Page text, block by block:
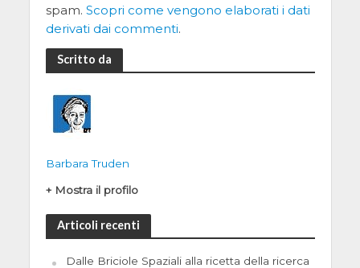
spam. Scopri come vengono elaborati i dati
derivati dai commenti.
Scritto da
Barbara Truden
+ Mostra il profilo
Articoli recenti
Dalle Briciole Spaziali alla ricetta della ricerca